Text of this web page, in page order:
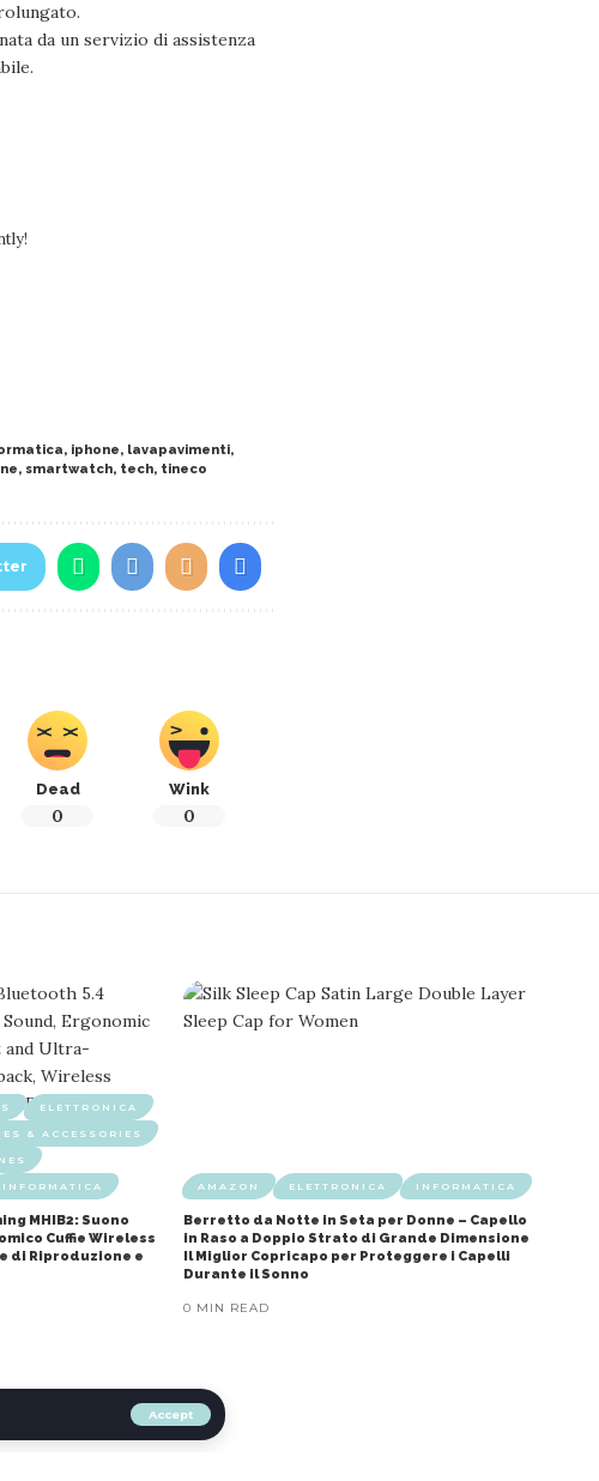
Accept
da un servizio di assistenza
, iphone, lavapavimenti,
, smartwatch, tech, tineco
Dead
0
Wink
0
ELETTRONICA
& ACCESSORIES
INFORMATICA
MHIB2: Suono
Cuffie Wireless
di Riproduzione e
AMAZON ELETTRONICA INFORMATICA
Berretto da Notte in Seta per Donne – Capello
in Raso a Doppio Strato di Grande Dimensione
Il Miglior Copricapo per Proteggere i Capelli
Durante il Sonno
0 MIN READ